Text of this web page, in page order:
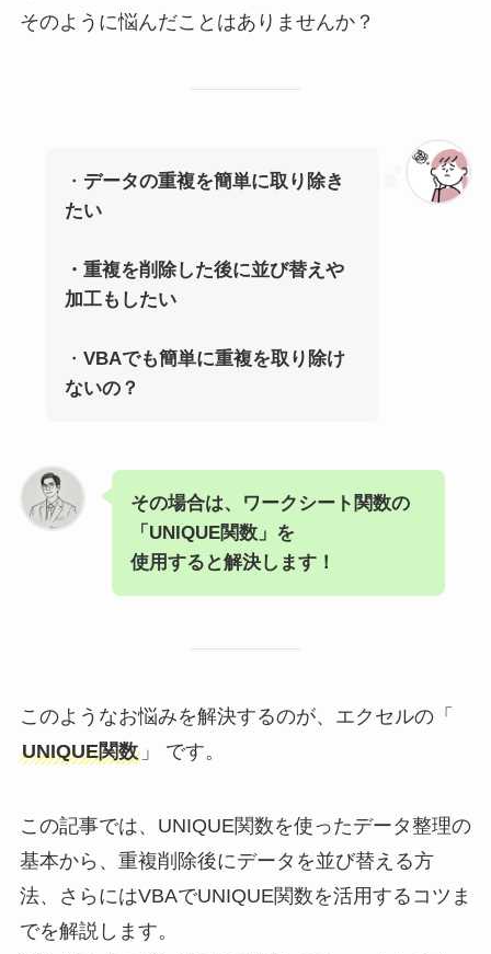
そのように悩んだことはありませんか？
・ データの重複を簡単に取り除き
たい
・ 重複を削除した後に並び替えや
加工もしたい
・ VBAでも簡単に重複を取り除け
ないの？
その場合は、ワークシート関数の
「 UNIQUE関数」を
使用すると解決します！
このようなお悩みを解決するのが、エクセルの「
UNIQUE関数」 です。
この記事では、UNIQUE関数を使ったデータ整理の
基本から、重複削除後にデータを並び替える方
法、さらにはVBAでUNIQUE関数を活用するコツま
でを解説します。